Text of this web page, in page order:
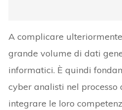
A complicare
grande volume di dati
informatici. È quindi
cyber analisti nel processo
integrare le loro